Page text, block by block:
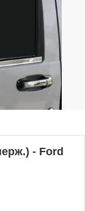
- Ford